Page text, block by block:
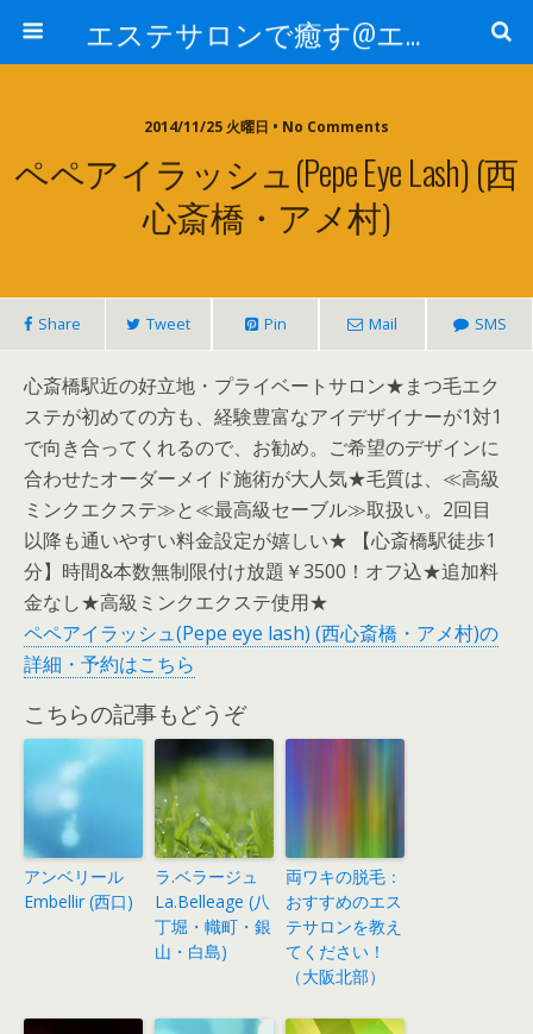
エステサロンで癒す@エステ～全国エステ情報
2014/11/25 火曜日 • No Comments
ペペアイラッシュ(Pepe Eye Lash) (西
心斎橋・アメ村)
Share Tweet Pin Mail SMS
心斎橋駅近の好立地・プライベートサロン★まつ毛エク
ステが初めての方も、経験豊富なアイデザイナーが1対1
で向き合ってくれるので、お勧め。ご希望のデザインに
合わせたオーダーメイド施術が大人気★毛質は、≪高級
ミンクエクステ≫と≪最高級セーブル≫取扱い。2回目
以降も通いやすい料金設定が嬉しい★ 【心斎橋駅徒歩1
分】時間&本数無制限付け放題￥3500！オフ込★追加料
金なし★高級ミンクエクステ使用★
ペペアイラッシュ(Pepe eye lash) (西心斎橋・アメ村)の
詳細・予約はこちら
こちらの記事もどうぞ
アンベリール
Embellir (西口)
ラ.ベラージュ
La.Belleage (八
丁堀・幟町・銀
山・白島)
両ワキの脱毛：
おすすめのエス
テサロンを教え
てください！
（大阪北部）